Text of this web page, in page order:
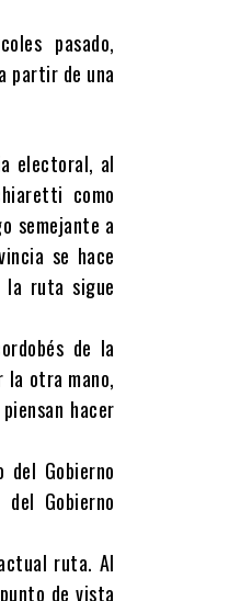
pasado,
partir de una
electoral, al
como
semejante a
se hace
la ruta sigue
de la
otra mano,
hacer
Gobierno
Gobierno
ruta. Al
de vista